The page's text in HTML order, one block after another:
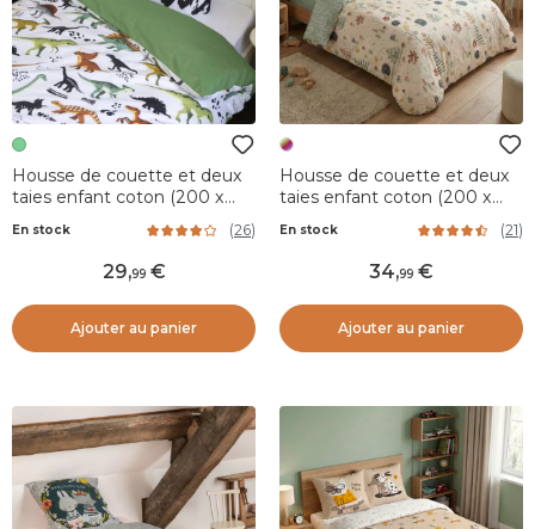
Housse de couette et deux
taies enfant coton (200 x
En stock (26)
29,99
Ajouter au panier
Housse de couette et deux
taies enfant coton (200 x
200 cm) Polisson Multicolore
En stock (21)
34,99
Ajouter au panier